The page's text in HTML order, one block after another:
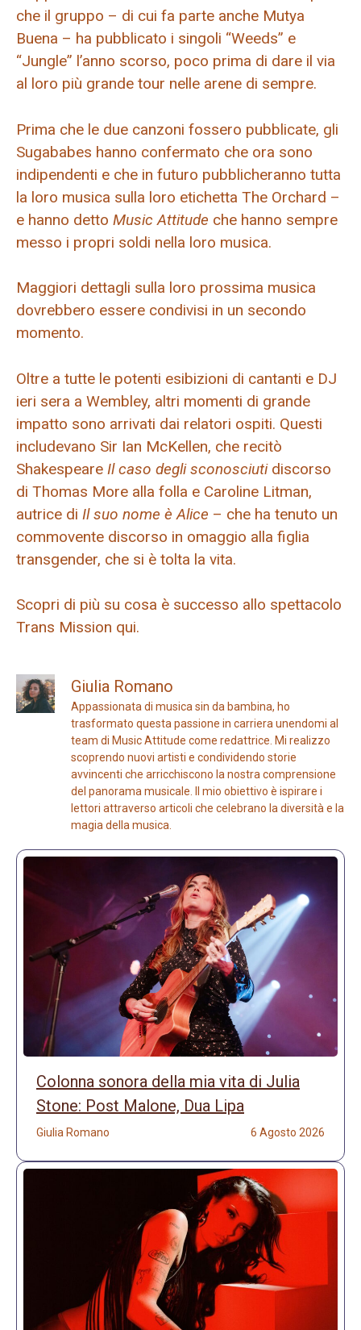
che il gruppo – di cui fa parte anche Mutya
Buena – ha pubblicato i singoli “Weeds” e
“Jungle” l’anno scorso, poco prima di dare il via
al loro più grande tour nelle arene di sempre.
Prima che le due canzoni fossero pubblicate, gli
Sugababes hanno confermato che ora sono
indipendenti e che in futuro pubblicheranno tutta
la loro musica sulla loro etichetta The Orchard –
e hanno detto Music Attitude che hanno sempre
messo i propri soldi nella loro musica.
Maggiori dettagli sulla loro prossima musica
dovrebbero essere condivisi in un secondo
momento.
Oltre a tutte le potenti esibizioni di cantanti e DJ
ieri sera a Wembley, altri momenti di grande
impatto sono arrivati ​​dai relatori ospiti. Questi
includevano Sir Ian McKellen, che recitò
Shakespeare Il caso degli sconosciutidiscorso
di Thomas More alla folla e Caroline Litman,
autrice di Il suo nome è Alice – che ha tenuto un
commovente discorso in omaggio alla figlia
transgender, che si è tolta la vita.
Scopri di più su cosa è successo allo spettacolo
Trans Mission qui.
Giulia Romano
Appassionata di musica sin da bambina, ho
trasformato questa passione in carriera unendomi al
team di Music Attitude come redattrice. Mi realizzo
scoprendo nuovi artisti e condividendo storie
avvincenti che arricchiscono la nostra comprensione
del panorama musicale. Il mio obiettivo è ispirare i
lettori attraverso articoli che celebrano la diversità e la
magia della musica.
Colonna sonora della mia vita di Julia
Stone: Post Malone, Dua Lipa
Giulia Romano 6 Agosto 2026